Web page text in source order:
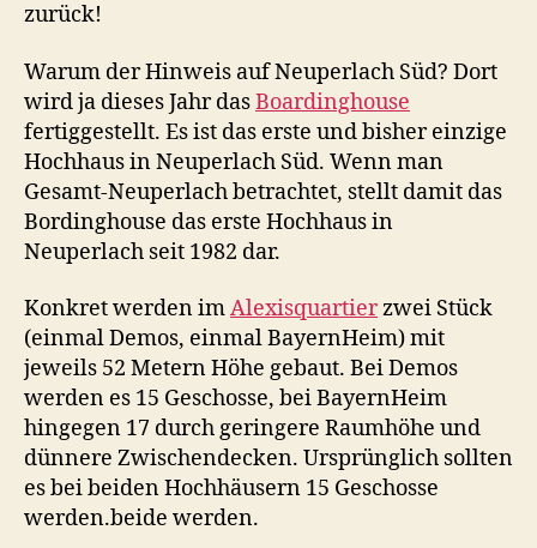
zurück!
Warum der Hinweis auf Neuperlach Süd? Dort
wird ja dieses Jahr dasBoardinghouse
fertiggestellt. Es ist das erste und bisher einzige
Hochhaus in Neuperlach Süd. Wenn man
Gesamt-Neuperlach betrachtet, stellt damit das
Bordinghouse das erste Hochhaus in
Neuperlach seit 1982 dar.
Konkret werden imAlexisquartierzwei Stück
(einmal Demos, einmal BayernHeim) mit
jeweils 52 Metern Höhe gebaut. Bei Demos
werden es 15 Geschosse, bei BayernHeim
hingegen 17 durch geringere Raumhöhe und
dünnere Zwischendecken. Ursprünglich sollten
es bei beiden Hochhäusern 15 Geschosse
werden.beide werden.